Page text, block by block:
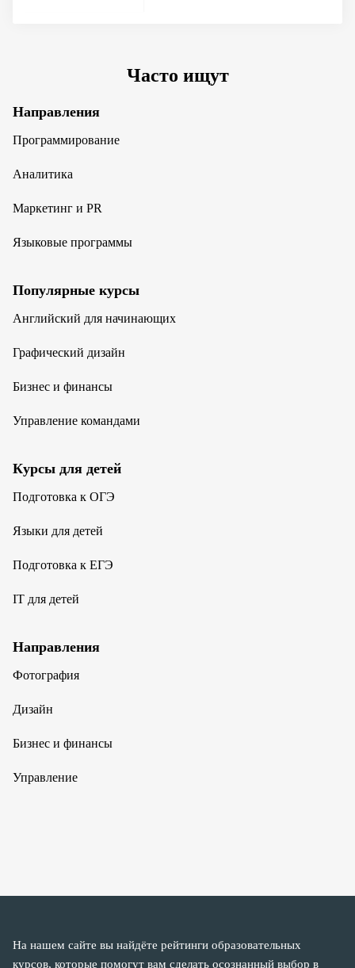
Часто ищут
Направления
Программирование
Аналитика
Маркетинг и PR
Языковые программы
Популярные курсы
Английский для начинающих
Графический дизайн
Бизнес и финансы
Управление командами
Курсы для детей
Подготовка к ОГЭ
Языки для детей
Подготовка к ЕГЭ
IT для детей
Направления
Фотография
Дизайн
Бизнес и финансы
Управление
На нашем сайте вы найдёте рейтинги образовательных
курсов, которые помогут вам сделать осознанный выбор в